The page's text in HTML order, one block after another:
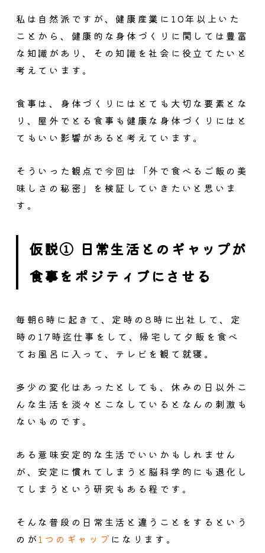
私は自然派ですが、健康産業に10年以上いた
ことから、健康的な身体づくりに関しては豊富
な知識があり、その知識を社会に役立てたいと
考えています。
食事は、身体づくりにはとても大切な要素とな
り、屋外でとる食事も健康な身体づくりにはと
てもいい影響があると考えています。
そういった観点で今回は「外で食べるご飯の美
味しさの秘密」を検証していきたいと思いま
す。
仮説① 日常生活とのギャップが
食事をポジティブにさせる
毎朝6時に起きて、定時の8時に出社して、定
時の17時迄仕事をして、帰宅して夕飯を食べ
てお風呂に入って、テレビを観て就寝。
多少の変化はあったとしても、休みの日以外こ
んな生活を淡々とこなしているとなんの刺激も
ないものです。
ある意味安定的な生活でいいかもしれません
が、安定に慣れてしまうと脳科学的にも退化し
てしまうという研究もある程です。
そんな普段の日常生活と違うことをするという
のが1つのギャップ になります。